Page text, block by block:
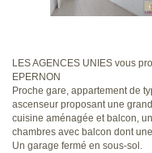
LES AGENCES UNIES vous
EPERNON
Proche gare, appartement de
ascenseur proposant une
cuisine aménagée et balcon,
chambres avec balcon dont
Un garage fermé en sous-sol.